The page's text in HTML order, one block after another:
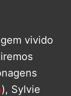
vivido
), Sylvie